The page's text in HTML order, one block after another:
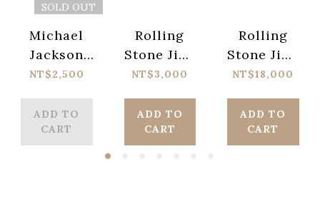
SOLD OUT
Michael
Jackson
Bad World
Keepsake
Holo -
Breaker
NT$2,500
ADD TO
CART
Rolling
Stone Jimi
Hendrix™
Premiere
Edition Box
NT$3,000
ADD TO
CART
Rolling
Stone Jimi
Hendrix™
Premiere
Edition 6
Box Case
NT$18,000
ADD TO
CART